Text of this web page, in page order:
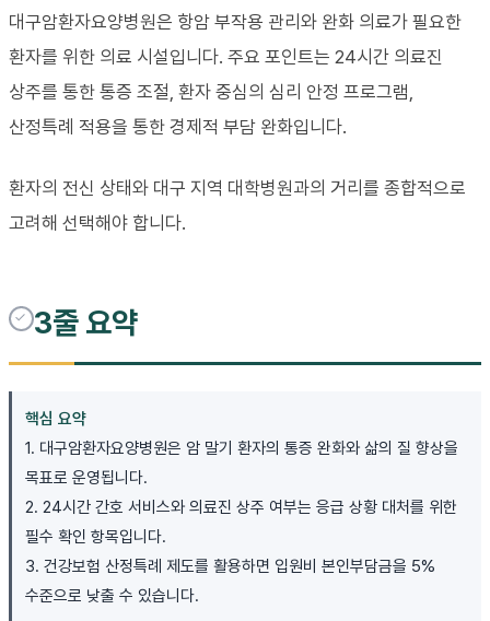
대구암환자요양병원은 항암 부작용 관리와 완화 의료가 필요한
환자를 위한 의료 시설입니다. 주요 포인트는 24시간 의료진
상주를 통한 통증 조절, 환자 중심의 심리 안정 프로그램,
산정특례 적용을 통한 경제적 부담 완화입니다.
환자의 전신 상태와 대구 지역 대학병원과의 거리를 종합적으로
고려해 선택해야 합니다.
3줄 요약
핵심 요약
1. 대구암환자요양병원은 암 말기 환자의 통증 완화와 삶의 질 향상을
목표로 운영됩니다.
2. 24시간 간호 서비스와 의료진 상주 여부는 응급 상황 대처를 위한
필수 확인 항목입니다.
3. 건강보험 산정특례 제도를 활용하면 입원비 본인부담금을 5%
수준으로 낮출 수 있습니다.